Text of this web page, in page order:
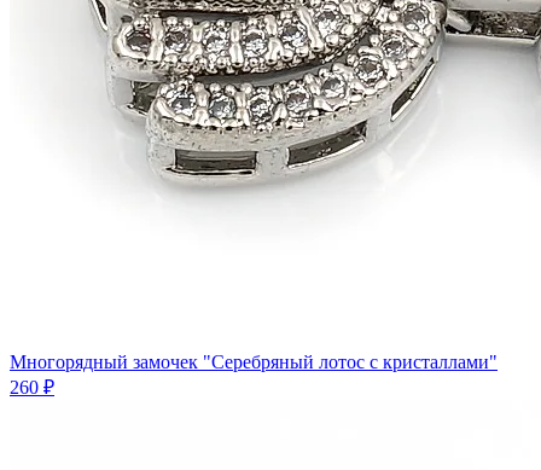
Многорядный замочек "Серебряный лотос с кристаллами"
260 ₽